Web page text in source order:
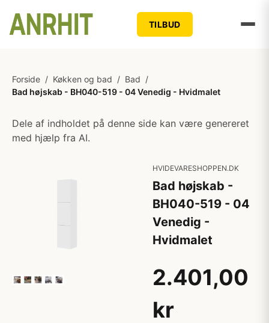
TILBUD
Forside / Køkken og bad / Bad /
Bad højskab - BH040-519 - 04 Venedig - Hvidmalet
Dele af indholdet på denne side kan være genereret
med hjælp fra AI.
HVIDEVARESHOPPEN.DK
Bad højskab -
BH040-519 - 04
Venedig -
Hvidmalet
2.401,00
kr